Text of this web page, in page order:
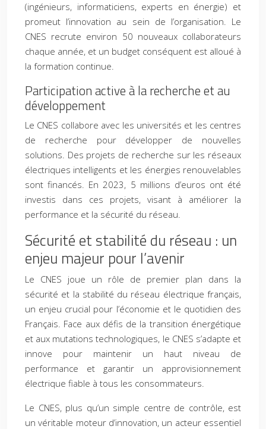
(ingénieurs, informaticiens, experts en énergie) et
promeut l’innovation au sein de l’organisation. Le
CNES recrute environ 50 nouveaux collaborateurs
chaque année, et un budget conséquent est alloué à
la formation continue.
Participation active à la recherche et au
développement
Le CNES collabore avec les universités et les centres
de recherche pour développer de nouvelles
solutions. Des projets de recherche sur les réseaux
électriques intelligents et les énergies renouvelables
sont financés. En 2023, 5 millions d’euros ont été
investis dans ces projets, visant à améliorer la
performance et la sécurité du réseau.
Sécurité et stabilité du réseau : un
enjeu majeur pour l’avenir
Le CNES joue un rôle de premier plan dans la
sécurité et la stabilité du réseau électrique français,
un enjeu crucial pour l’économie et le quotidien des
Français. Face aux défis de la transition énergétique
et aux mutations technologiques, le CNES s’adapte et
innove pour maintenir un haut niveau de
performance et garantir un approvisionnement
électrique fiable à tous les consommateurs.
Le CNES, plus qu’un simple centre de contrôle, est
un véritable moteur d’innovation, un acteur essentiel